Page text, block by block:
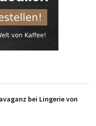
bei Lingerie von